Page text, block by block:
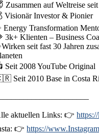
Zusammen auf Weltreise seit
Visionär Investor & Pionier
Energy Transformation
3k+ Klienten – Business
seit fast 30 Jahren
Seit 2008 YouTube Original
Seit 2010 Base in Costa
aktuellen Links: 👉
👉https://